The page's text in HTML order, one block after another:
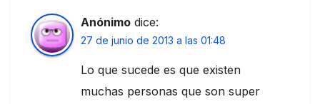
Anónimo dice:
27 de junio de 2013 a las 01:48
Lo que sucede es que existen
muchas personas que son super